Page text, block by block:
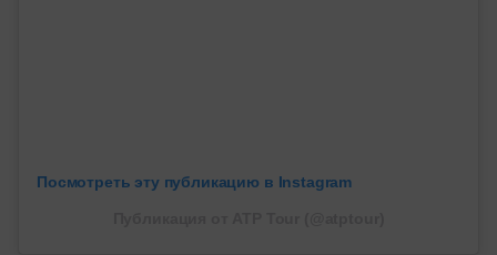
Посмотреть эту публикацию в Instagram